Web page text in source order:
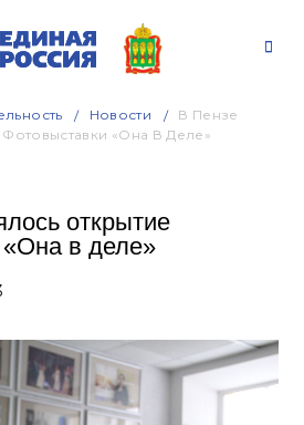
Новости
В Пензе
«Она В Деле»
открытие
в деле»